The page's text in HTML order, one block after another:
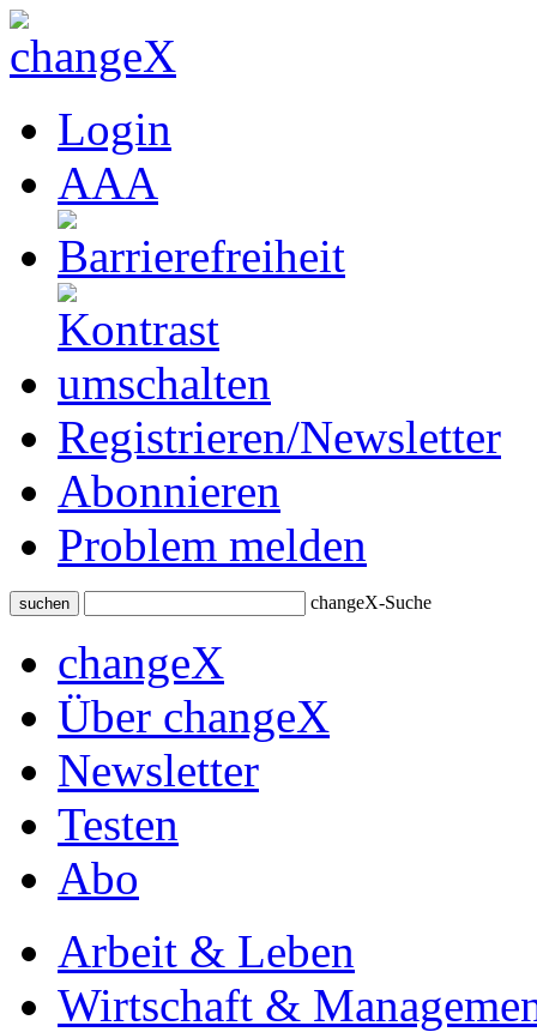
Login
AAA
Registrieren/Newsletter
Abonnieren
Problem melden
suchen changeX-Suche
changeX
Über changeX
Newsletter
Testen
Abo
Arbeit & Leben
Wirtschaft &